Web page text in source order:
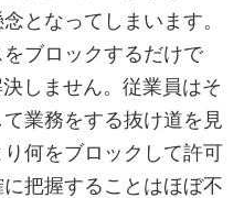
となってしまいます。
ブロックするだけで
しません。従業員はそ
業務をする抜け道を見
何をブロックして許可
把握することはほぼ不